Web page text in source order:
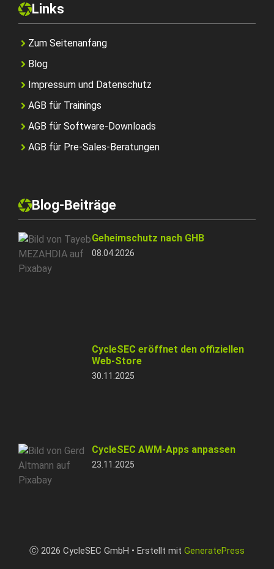
Links
Zum Seitenanfang
Blog
Impressum und Datenschutz
AGB für Trainings
AGB für Software-Downloads
AGB für Pre-Sales-Beratungen
Blog-Beiträge
Geheimschutz nach GHB
08.04.2026
CycleSEC eröffnet den offiziellen
Web-Store
30.11.2025
CycleSEC AWM-Apps anpassen
23.11.2025
ⓒ 2026 CycleSEC GmbH • Erstellt mit GeneratePress